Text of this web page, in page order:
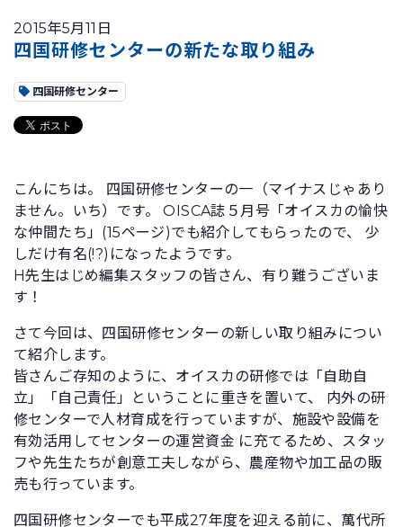
2015年5月11日
四国研修センターの新たな取り組み
四国研修センター
こんにちは。 四国研修センターの一（マイナスじゃあり
ません。いち）です。 OISCA誌５月号「オイスカの愉快
な仲間たち」(15ページ)でも紹介してもらったので、 少
しだけ有名(!?)になったようです。
H先生はじめ編集スタッフの皆さん、有り難うございま
す！
さて今回は、四国研修センターの新しい取り組みについ
て紹介します。
皆さんご存知のように、オイスカの研修では「自助自
立」「自己責任」ということに重きを置いて、 内外の研
修センターで人材育成を行っていますが、施設や設備を
有効活用してセンターの運営資金 に充てるため、スタッ
フや先生たちが創意工夫しながら、農産物や加工品の販
売も行っています。
四国研修センターでも平成27年度を迎える前に、萬代所